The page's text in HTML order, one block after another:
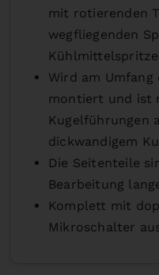
mit rotierenden
wegfliegenden
Wird am Umfang
montiert und ist
Kugelführungen
dickwandigem
Die Seitenteile
Bearbeitung
Komplett mit
Mikroschalter